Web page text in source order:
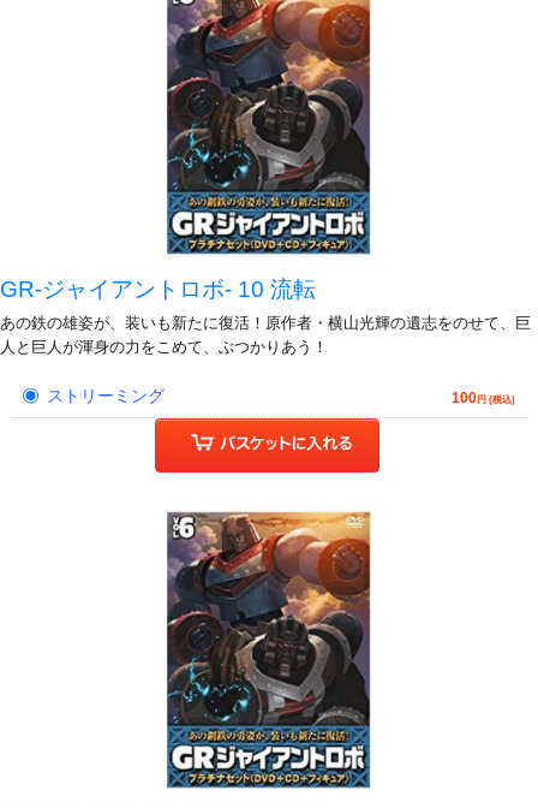
GR-ジャイアントロボ- 10 流転
あの鉄の雄姿が、装いも新たに復活！原作者・横山光輝の遺志をのせて、巨
人と巨人が渾身の力をこめて、ぶつかりあう！
ストリーミング 100円 (税込)